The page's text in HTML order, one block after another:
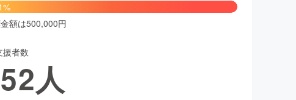
スケア
額は500,000円
援者数
人